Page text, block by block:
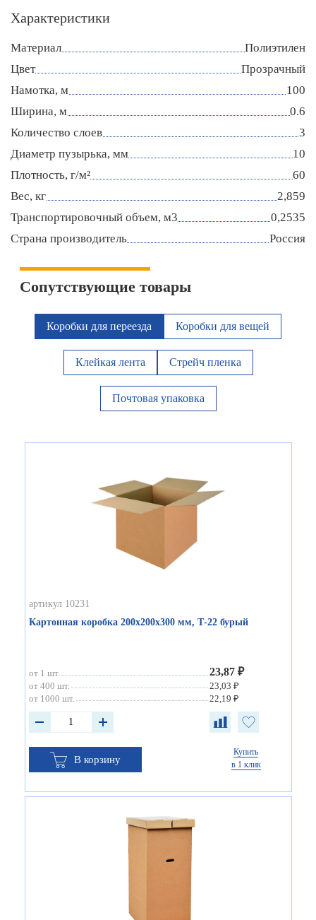
Характеристики
Материал
Полиэтилен
Цвет
Прозрачный
Намотка, м
100
Ширина, м
0.6
Количество слоев
3
Диаметр пузырька, мм
10
Плотность, г/м²
60
Вес, кг
2,859
Транспортировочный объем, м3
0,2535
Страна производитель
Россия
Сопутствующие товары
Коробки для переезда Коробки для вещей
Клейкая лента Стрейч пленка
Почтовая упаковка
артикул 10231
Картонная коробка 200х200х300 мм, Т-22 бурый
от 1 шт. 23,87 ₽
от 400 шт.
23,03 ₽
от 1000 шт.
22,19 ₽
В корзину
Купить
в 1 клик